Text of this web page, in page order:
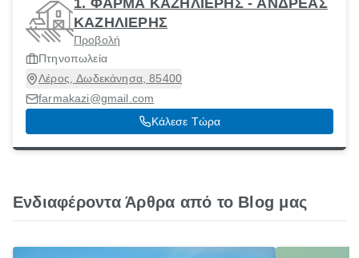
1. ΦΑΡΜΑ ΚΑΖΗΛΙΕΡΗΣ - ΑΝΔΡΕΑΣ
ΚΑΖΗΛΙΕΡΗΣ
Προβολή
Πτηνοπωλεία
Λέρος, Δωδεκάνησα, 85400
farmakazi@gmail.com
Κάλεσε Τώρα
Ενδιαφέροντα Άρθρα από το Blog μας